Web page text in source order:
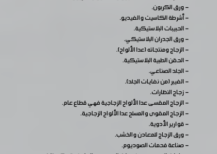
- ورق الكربون.
- أشرطة الكاسيت والفيديو.
- الحبيبات البلاستيكية.
- ورق الجدران البلاستيكي.
- الزجاج ومنتجاته (عدا الألواح).
- الحقن الطبية البلاستيكية.
- الجلد الصناعي.
- الفيبر (من نفايات الجلد).
- زجاج النظارات.
- الزجاج المقسى عدا الألواح الزجاجية فهي قطاع عام.
- الزجاج المقوى والمسلح عدا الألواح الزجاجية.
- قوارير الأدوية.
- ورق الزجاج للمعادن والخشب.
- صناعة فحمات الصوديوم.